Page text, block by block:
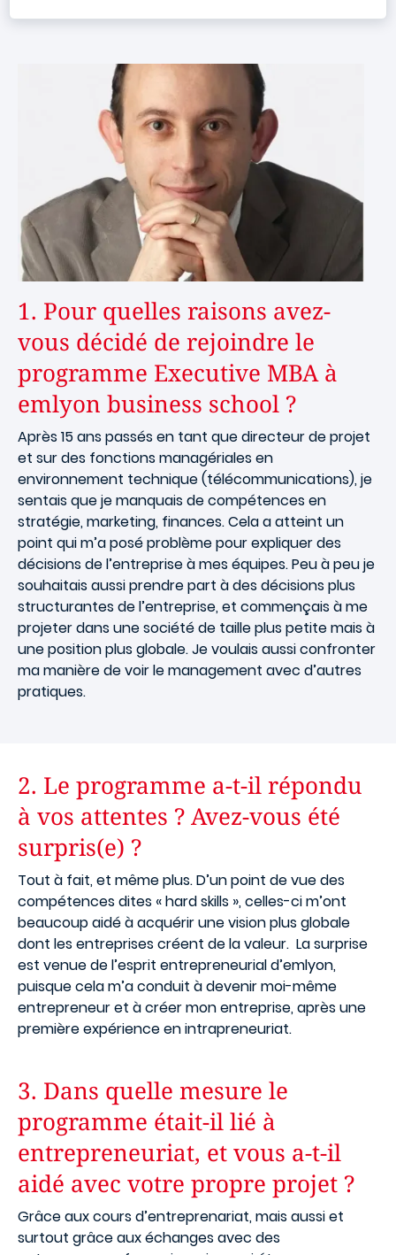
1. Pour quelles raisons avez-
vous décidé de rejoindre le
programme Executive MBA à
emlyon business school ?
Après 15 ans passés en tant que directeur de projet
et sur des fonctions managériales en
environnement technique (télécommunications), je
sentais que je manquais de compétences en
stratégie, marketing, finances. Cela a atteint un
point qui m’a posé problème pour expliquer des
décisions de l’entreprise à mes équipes. Peu à peu je
souhaitais aussi prendre part à des décisions plus
structurantes de l’entreprise, et commençais à me
projeter dans une société de taille plus petite mais à
une position plus globale. Je voulais aussi confronter
ma manière de voir le management avec d’autres
pratiques.
2. Le programme a-t-il répondu
à vos attentes ? Avez-vous été
surpris(e) ?
Tout à fait, et même plus. D’un point de vue des
compétences dites « hard skills », celles-ci m’ont
beaucoup aidé à acquérir une vision plus globale
dont les entreprises créent de la valeur. La surprise
est venue de l’esprit entrepreneurial d’emlyon,
puisque cela m’a conduit à devenir moi-même
entrepreneur et à créer mon entreprise, après une
première expérience en intrapreneuriat.
3. Dans quelle mesure le
programme était-il lié à
entrepreneuriat, et vous a-t-il
aidé avec votre propre projet ?
Grâce aux cours d’entreprenariat, mais aussi et
surtout grâce aux échanges avec des